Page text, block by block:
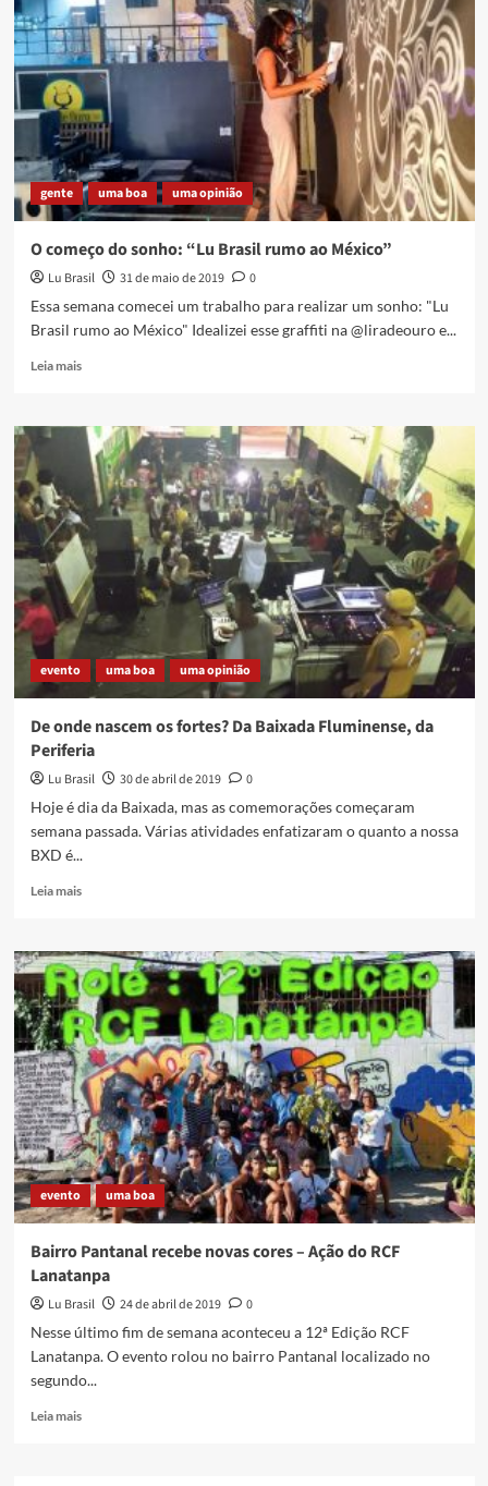
o
documentário
Cartograffias
do
MoF
X,
sobre
o
Meeting
Of
Favela
gente uma boa uma opinião
O começo do sonho: “Lu Brasil rumo ao México”
Lu Brasil 31 de maio de 2019
0
Essa semana comecei um trabalho para realizar um sonho: "Lu
Brasil rumo ao México" Idealizei esse graffiti na @liradeouro e...
Leia maisRead
O
começo
do
sonho:
“Lu
Brasil
rumo
ao
México”
evento uma boa uma opinião
De onde nascem os fortes? Da Baixada Fluminense, da
Periferia
Lu Brasil 30 de abril de 2019
0
Hoje é dia da Baixada, mas as comemorações começaram
semana passada. Várias atividades enfatizaram o quanto a nossa
BXD é...
Leia maisRead
De
onde
nascem
os
fortes?
Da
Baixada
Fluminense,
da
Periferia
evento uma boa
Bairro Pantanal recebe novas cores – Ação do RCF
Lanatanpa
Lu Brasil 24 de abril de 2019
0
Nesse último fim de semana aconteceu a 12ª Edição RCF
Lanatanpa. O evento rolou no bairro Pantanal localizado no
segundo...
Leia maisRead